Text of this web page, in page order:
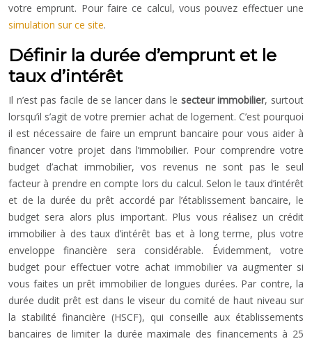
votre emprunt. Pour faire ce calcul, vous pouvez effectuer une
simulation sur ce site.
Définir la durée d’emprunt et le
taux d’intérêt
Il n’est pas facile de se lancer dans le secteur immobilier, surtout
lorsqu’il s’agit de votre premier achat de logement. C’est pourquoi
il est nécessaire de faire un emprunt bancaire pour vous aider à
financer votre projet dans l’immobilier. Pour comprendre votre
budget d’achat immobilier, vos revenus ne sont pas le seul
facteur à prendre en compte lors du calcul. Selon le taux d’intérêt
et de la durée du prêt accordé par l’établissement bancaire, le
budget sera alors plus important. Plus vous réalisez un crédit
immobilier à des taux d’intérêt bas et à long terme, plus votre
enveloppe financière sera considérable. Évidemment, votre
budget pour effectuer votre achat immobilier va augmenter si
vous faites un prêt immobilier de longues durées. Par contre, la
durée dudit prêt est dans le viseur du comité de haut niveau sur
la stabilité financière (HSCF), qui conseille aux établissements
bancaires de limiter la durée maximale des financements à 25